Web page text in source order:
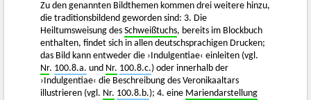
Zu den genannten Bildthemen kommen drei weitere hinzu,
die traditionsbildend geworden sind: 3. Die
Heiltumsweisung des Schweißtuchs, bereits im Blockbuch
enthalten, findet sich in allen deutschsprachigen Drucken;
das Bild kann entweder die ›Indulgentiae‹ einleiten (vgl.
Nr. 100.8.a. und Nr. 100.8.c.) oder innerhalb der
›Indulgentiae‹ die Beschreibung des Veronikaaltars
illustrieren (vgl. Nr. 100.8.b.); 4. eine Mariendarstellung